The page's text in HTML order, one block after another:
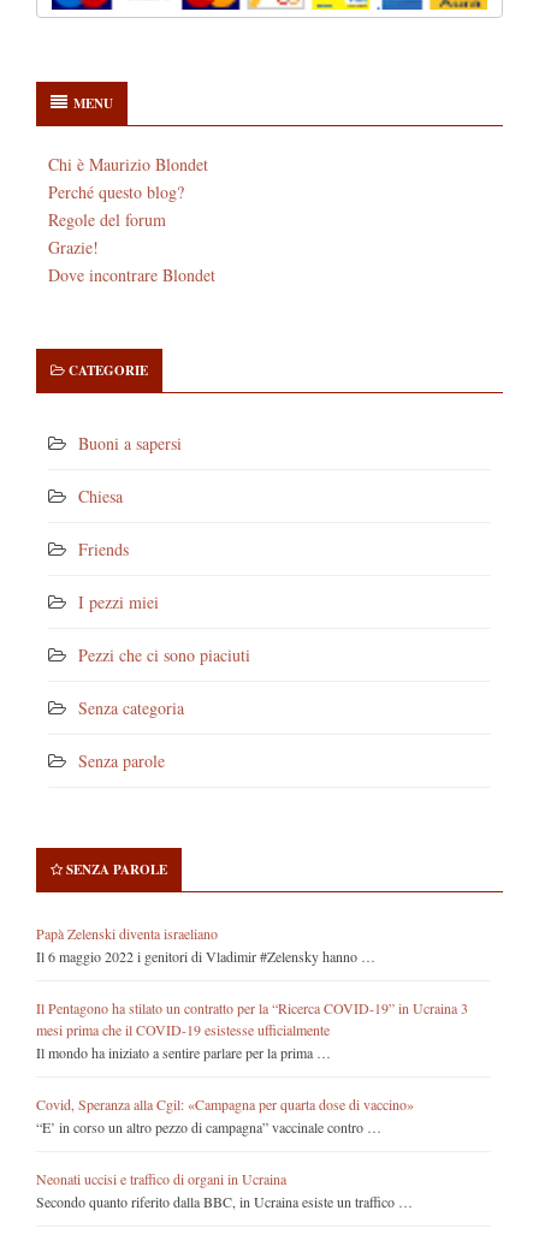
MENU
Chi è Maurizio Blondet
Perché questo blog?
Regole del forum
Grazie!
Dove incontrare Blondet
CATEGORIE
Buoni a sapersi
Chiesa
Friends
I pezzi miei
Pezzi che ci sono piaciuti
Senza categoria
Senza parole
SENZA PAROLE
Papà Zelenski diventa israeliano
Il 6 maggio 2022 i genitori di Vladimir #Zelensky hanno …
Il Pentagono ha stilato un contratto per la “Ricerca COVID-19” in Ucraina 3
mesi prima che il COVID-19 esistesse ufficialmente
Il mondo ha iniziato a sentire parlare per la prima …
Covid, Speranza alla Cgil: «Campagna per quarta dose di vaccino»
“E’ in corso un altro pezzo di campagna” vaccinale contro …
Neonati uccisi e traffico di organi in Ucraina
Secondo quanto riferito dalla BBC, in Ucraina esiste un traffico …